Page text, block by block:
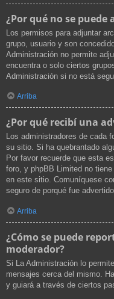
¿Por qué no se
Los permisos para adjuntar
grupo, usuario y son
Administración no permite
encuentra o solo ciertos
Administración si no está
Arriba
¿Por qué recibí una
Los administradores de cada
su sitio. Si ha quebrantado
Por favor recuerde que esta
foro, y phpBB Limited no
en este sitio. Comuníquese
seguro de porqué fue
Arriba
¿Cómo se puede
moderador?
Si La Administración lo
mensajes cerca del mismo.
y guiará a través de ciertos